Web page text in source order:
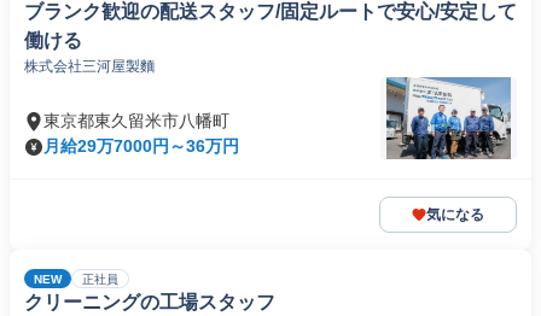
ブランク歓迎の配送スタッフ/固定ルートで安心/安定して
働ける
株式会社三河屋製麵
東京都東久留米市八幡町
月給29万7000円～36万円
気になる
NEW 正社員
クリーニングの工場スタッフ